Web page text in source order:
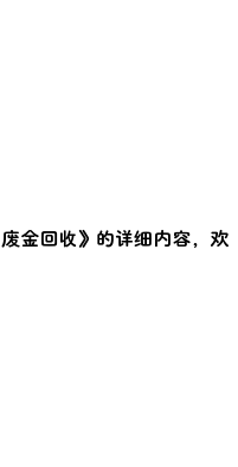
废金回收》的详细内容，欢